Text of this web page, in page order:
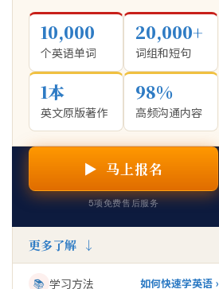
10,000
个英语单词
20,000+
词组和短句
1本
英文原版著作
98%
高频沟通内容
▶ 马上报名
5项免费售后服务
更多了解 ↓
📚 学习方法 如何快速学英语 ›